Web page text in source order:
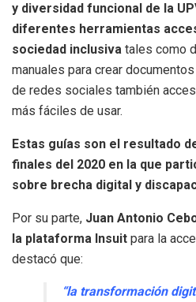
y diversidad funcional de la
diferentes herramientas
sociedad inclusiva tales como
manuales para crear
de redes sociales también
más fáciles de usar.
Estas guías son el resultado
finales del 2020 en la que
sobre brecha digital y
Por su parte, Juan Antonio
la plataforma Insuit para la
destacó que:
“la transformación